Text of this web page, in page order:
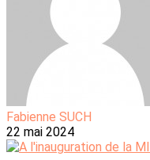
Fabienne SUCH
22 mai 2024